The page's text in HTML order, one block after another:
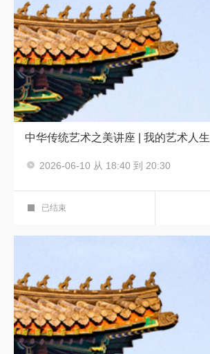
中华传统艺术之美讲座 | 我的艺术人生
2026-06-10 从 18:40 到 20:30
华彩展厅
已结束